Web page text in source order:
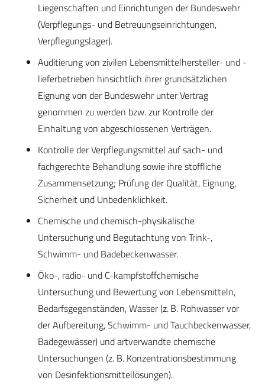
Liegenschaften und Einrichtungen der Bundeswehr
(Verpflegungs- und Betreuungseinrichtungen,
Verpflegungslager).
Auditierung von zivilen Lebensmittelhersteller- und -
lieferbetrieben hinsichtlich ihrer grundsätzlichen
Eignung von der Bundeswehr unter Vertrag
genommen zu werden bzw. zur Kontrolle der
Einhaltung von abgeschlossenen Verträgen.
Kontrolle der Verpflegungsmittel auf sach- und
fachgerechte Behandlung sowie ihre stoffliche
Zusammensetzung; Prüfung der Qualität, Eignung,
Sicherheit und Unbedenklichkeit.
Chemische und chemisch-physikalische
Untersuchung und Begutachtung von Trink-,
Schwimm- und Badebeckenwasser.
Öko-, radio- und C-kampfstoffchemische
Untersuchung und Bewertung von Lebensmitteln,
Bedarfsgegenständen, Wasser (z. B. Rohwasser vor
der Aufbereitung, Schwimm- und Tauchbeckenwasser,
Badegewässer) und artverwandte chemische
Untersuchungen (z. B. Konzentrationsbestimmung
von Desinfektionsmittellösungen).